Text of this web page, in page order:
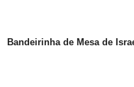
Bandeirinha de Mesa de